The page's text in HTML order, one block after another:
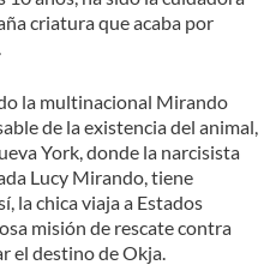
criatura que acaba por
la multinacional Mirando
de la existencia del animal,
York, donde la narcisista
Lucy Mirando, tiene
la chica viaja a Estados
misión de rescate contra
el destino de Okja.